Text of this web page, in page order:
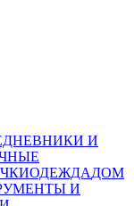
И
ОДЕЖДАДОМ
И